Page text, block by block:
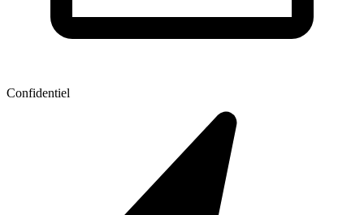
Confidentiel